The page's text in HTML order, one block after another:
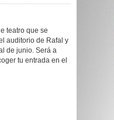
teatro que se
auditorio de Rafal y
de junio. Será a
tu entrada en el